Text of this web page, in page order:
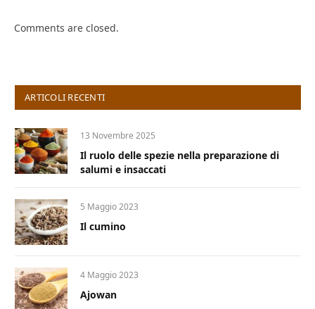
Comments are closed.
ARTICOLI RECENTI
13 Novembre 2025
Il ruolo delle spezie nella preparazione di
salumi e insaccati
5 Maggio 2023
Il cumino
4 Maggio 2023
Ajowan